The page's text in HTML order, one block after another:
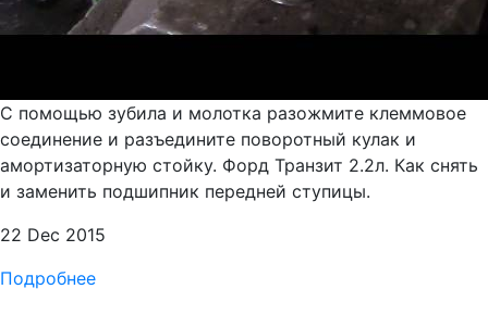
С помощью зубила и молотка разожмите клеммовое
соединение и разъедините поворотный кулак и
амортизаторную стойку. Форд Транзит 2.2л. Как снять
и заменить подшипник передней ступицы.
22 Dec 2015
Подробнее